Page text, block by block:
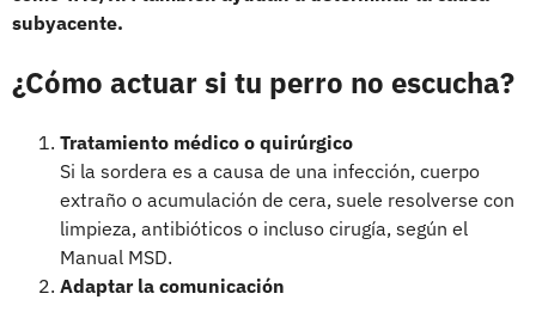
subyacente.
¿Cómo actuar si tu perro no escucha?
Tratamiento médico o quirúrgico
Si la sordera es a causa de una infección, cuerpo
extraño o acumulación de cera, suele resolverse con
limpieza, antibióticos o incluso cirugía, según el
Manual MSD.
Adaptar la comunicación